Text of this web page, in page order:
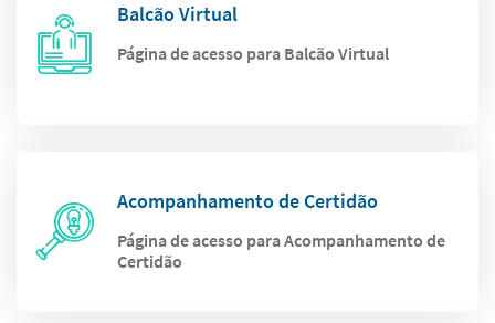
Balcão Virtual
Página de acesso para Balcão Virtual
Acompanhamento de Certidão
Página de acesso para Acompanhamento de
Certidão